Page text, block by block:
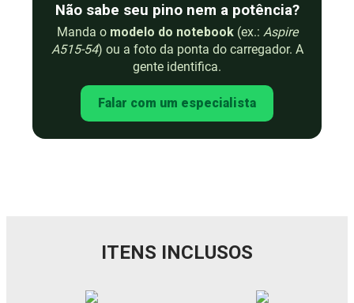
Não sabe seu pino nem a potência?
Manda o modelo do notebook(ex.: Aspire
A515-54) ou a foto da ponta do carregador. A
gente identifica.
Falar com um especialista
ITENS INCLUSOS